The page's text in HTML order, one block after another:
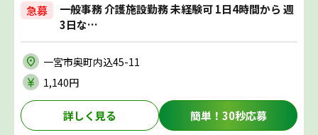
急募
一般事務 介護施設勤務 未経験可 1日4時間から 週
3日な…
一宮市奥町内込45-11
1,140円
詳しく見る 簡単！30秒応募